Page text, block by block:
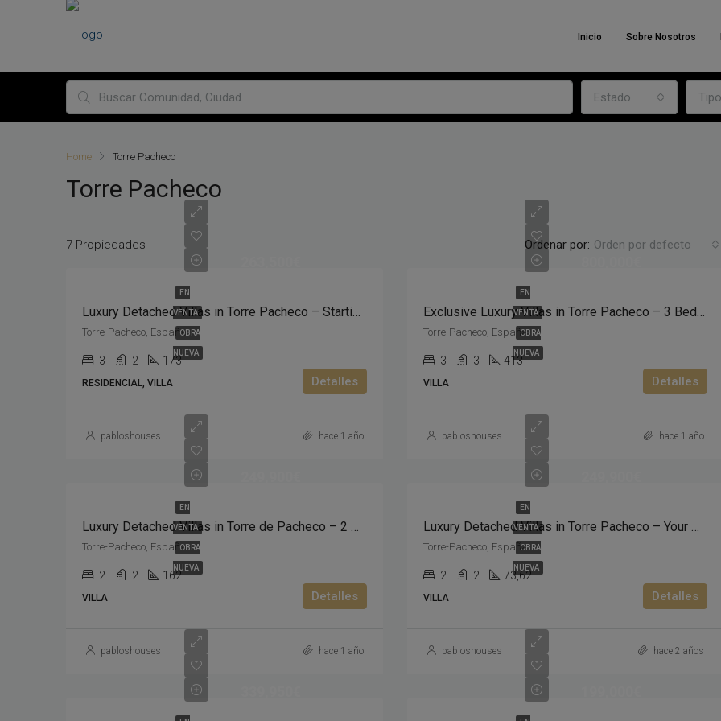
Inicio Sobre Nosotros
Estado Tipo
Home Torre Pacheco
Torre Pacheco
7 Propiedades Ordenar por: Orden por defecto
EN
VENTA
OBRA
NUEVA
Luxury Detached Villas in Torre Pacheco – Starting from €263,500
Torre-Pacheco, España
3 2 173
RESIDENCIAL, VILLA Detalles
pabloshouses hace 1 año
EN
VENTA
OBRA
NUEVA
Exclusive Luxury Villas in Torre Pacheco – 3 Bedrooms, 3 Bathrooms, Private Pool – From €800,000
Torre-Pacheco, España
3 3 413
VILLA Detalles
pabloshouses hace 1 año
EN
VENTA
OBRA
NUEVA
Luxury Detached Villas in Torre de Pacheco – 2 Bedrooms, 2 Bathrooms, Private Pool – From €249,000
Torre-Pacheco, España
2 2 162
VILLA Detalles
pabloshouses hace 1 año
EN
VENTA
OBRA
NUEVA
Luxury Detached Villas in Torre Pacheco – Your Dream Home Awaits!
Torre-Pacheco, España
2 2 73,62
VILLA Detalles
pabloshouses hace 2 años